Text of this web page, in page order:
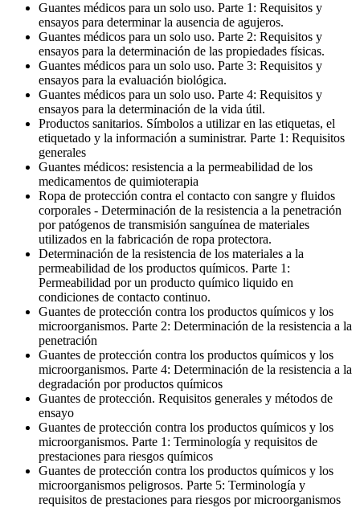
Guantes médicos para un solo uso. Parte 1: Requisitos y
ensayos para determinar la ausencia de agujeros.
Guantes médicos para un solo uso. Parte 2: Requisitos y
ensayos para la determinación de las propiedades físicas.
Guantes médicos para un solo uso. Parte 3: Requisitos y
ensayos para la evaluación biológica.
Guantes médicos para un solo uso. Parte 4: Requisitos y
ensayos para la determinación de la vida útil.
Productos sanitarios. Símbolos a utilizar en las etiquetas, el
etiquetado y la información a suministrar. Parte 1: Requisitos
generales
Guantes médicos: resistencia a la permeabilidad de los
medicamentos de quimioterapia
Ropa de protección contra el contacto con sangre y fluidos
corporales - Determinación de la resistencia a la penetración
por patógenos de transmisión sanguínea de materiales
utilizados en la fabricación de ropa protectora.
Determinación de la resistencia de los materiales a la
permeabilidad de los productos químicos. Parte 1:
Permeabilidad por un producto químico liquido en
condiciones de contacto continuo.
Guantes de protección contra los productos químicos y los
microorganismos. Parte 2: Determinación de la resistencia a la
penetración
Guantes de protección contra los productos químicos y los
microorganismos. Parte 4: Determinación de la resistencia a la
degradación por productos químicos
Guantes de protección. Requisitos generales y métodos de
ensayo
Guantes de protección contra los productos químicos y los
microorganismos. Parte 1: Terminología y requisitos de
prestaciones para riesgos químicos
Guantes de protección contra los productos químicos y los
microorganismos peligrosos. Parte 5: Terminología y
requisitos de prestaciones para riesgos por microorganismos